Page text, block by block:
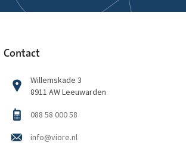
Contact
Willemskade 3
8911 AW Leeuwarden
088 58 000 58
info@viore.nl